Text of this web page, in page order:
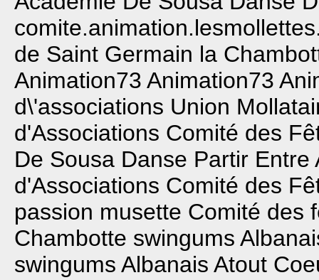
de Saint Germain la
Animation73 Animation73
d\'associations Union
d'Associations Comité des
De Sousa Danse Partir Entre
d'Associations Comité des
passion musette Comité des
Chambotte swingums
swingums Albanais Atout